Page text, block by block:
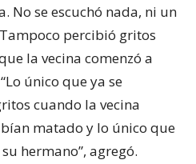
No se escuchó nada, ni un
percibió gritos
la vecina comenzó a
único que ya se
cuando la vecina
matado y lo único que
hermano”, agregó.